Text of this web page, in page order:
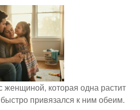
которая одна растит
привязался к ним обеим.